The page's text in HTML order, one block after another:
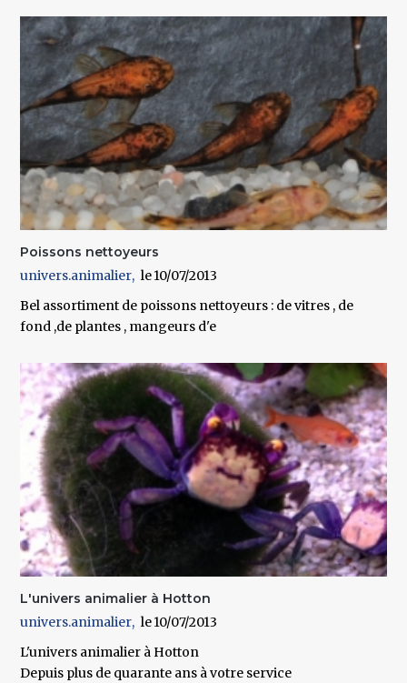
Poissons nettoyeurs
univers.animalier
10/07/2013
Bel assortiment de poissons nettoyeurs : de vitres , de
fond ,de plantes , mangeurs d'e
L'univers animalier à Hotton
univers.animalier
10/07/2013
L'univers animalier à Hotton
Depuis plus de quarante ans à votre service